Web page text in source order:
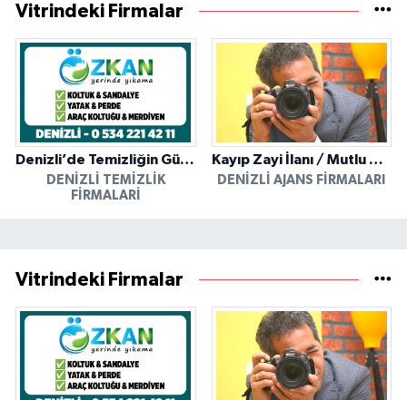
Vitrindeki Firmalar
Denizli’de Temizliğin Güvenilir Adresi: Özkan Yerinde Yıkama
DENIZLI TEMIZLIK
FIRMALARI
Kayıp Zayi İlanı / Mutlu Ajans / Denizli
DENIZLI AJANS FIRMALARI
Vitrindeki Firmalar